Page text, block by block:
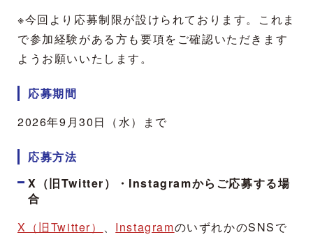
※今回より応募制限が設けられております。これま
で参加経験がある方も要項をご確認いただきます
ようお願いいたします。
応募期間
2026年9月30日（水）まで
応募方法
X（旧Twitter）・Instagramからご応募する場
合
X（旧Twitter）
InstagramのいずれかのSNSで